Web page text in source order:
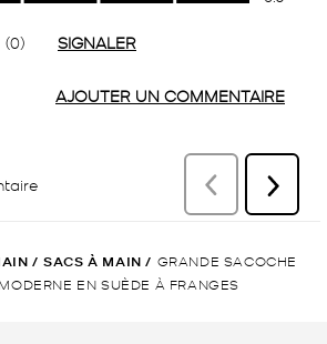
/ SACS À MAIN / GRANDE SACOCHE
EN SUÈDE À FRANGES